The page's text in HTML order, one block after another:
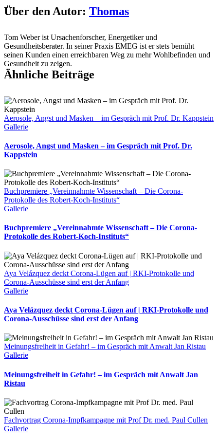
und
Geimpft,
was
nun?
Über den Autor: Thomas
Tom Weber ist Ursachenforscher, Energetiker und
Gesundheitsberater. In seiner Praxis EMEG ist er stets bemüht
seinen Kunden einen erreichbaren Weg zu mehr Wohlbefinden und
Gesundheit zu zeigen.
Ähnliche Beiträge
Aerosole, Angst und Masken – im Gespräch mit Prof. Dr. Kappstein
Gallerie
Aerosole, Angst und Masken – im Gespräch mit Prof. Dr.
Kappstein
Buchpremiere „Vereinnahmte Wissenschaft – Die Corona-
Protokolle des Robert-Koch-Instituts“
Gallerie
Buchpremiere „Vereinnahmte Wissenschaft – Die Corona-
Protokolle des Robert-Koch-Instituts“
Aya Velázquez deckt Corona-Lügen auf | RKI-Protokolle und
Corona-Ausschüsse sind erst der Anfang
Gallerie
Aya Velázquez deckt Corona-Lügen auf | RKI-Protokolle und
Corona-Ausschüsse sind erst der Anfang
Meinungsfreiheit in Gefahr! – im Gespräch mit Anwalt Jan Ristau
Gallerie
Meinungsfreiheit in Gefahr! – im Gespräch mit Anwalt Jan
Ristau
Fachvortrag Corona-Impfkampagne mit Prof Dr. med. Paul Cullen
Gallerie